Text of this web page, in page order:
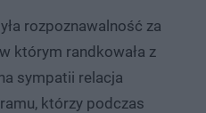
rozpoznawalność za
którym randkowała z
sympatii relacja
którzy podczas